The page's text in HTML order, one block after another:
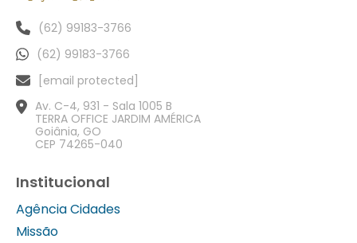
(62) 99183-3766
(62) 99183-3766
[email protected]
Av. C-4, 931 - Sala 1005 B
TERRA OFFICE JARDIM AMÉRICA
Goiânia, GO
CEP 74265-040
Institucional
Agência Cidades
Missão